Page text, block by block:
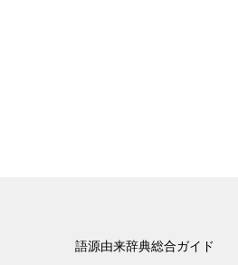
語源由来辞典総合ガイド